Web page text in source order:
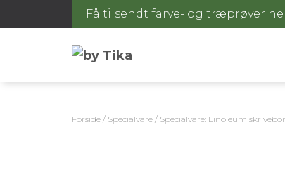
Få tilsendt farve- og træprøver
Forside / Specialvare / Specialvare: Linoleum